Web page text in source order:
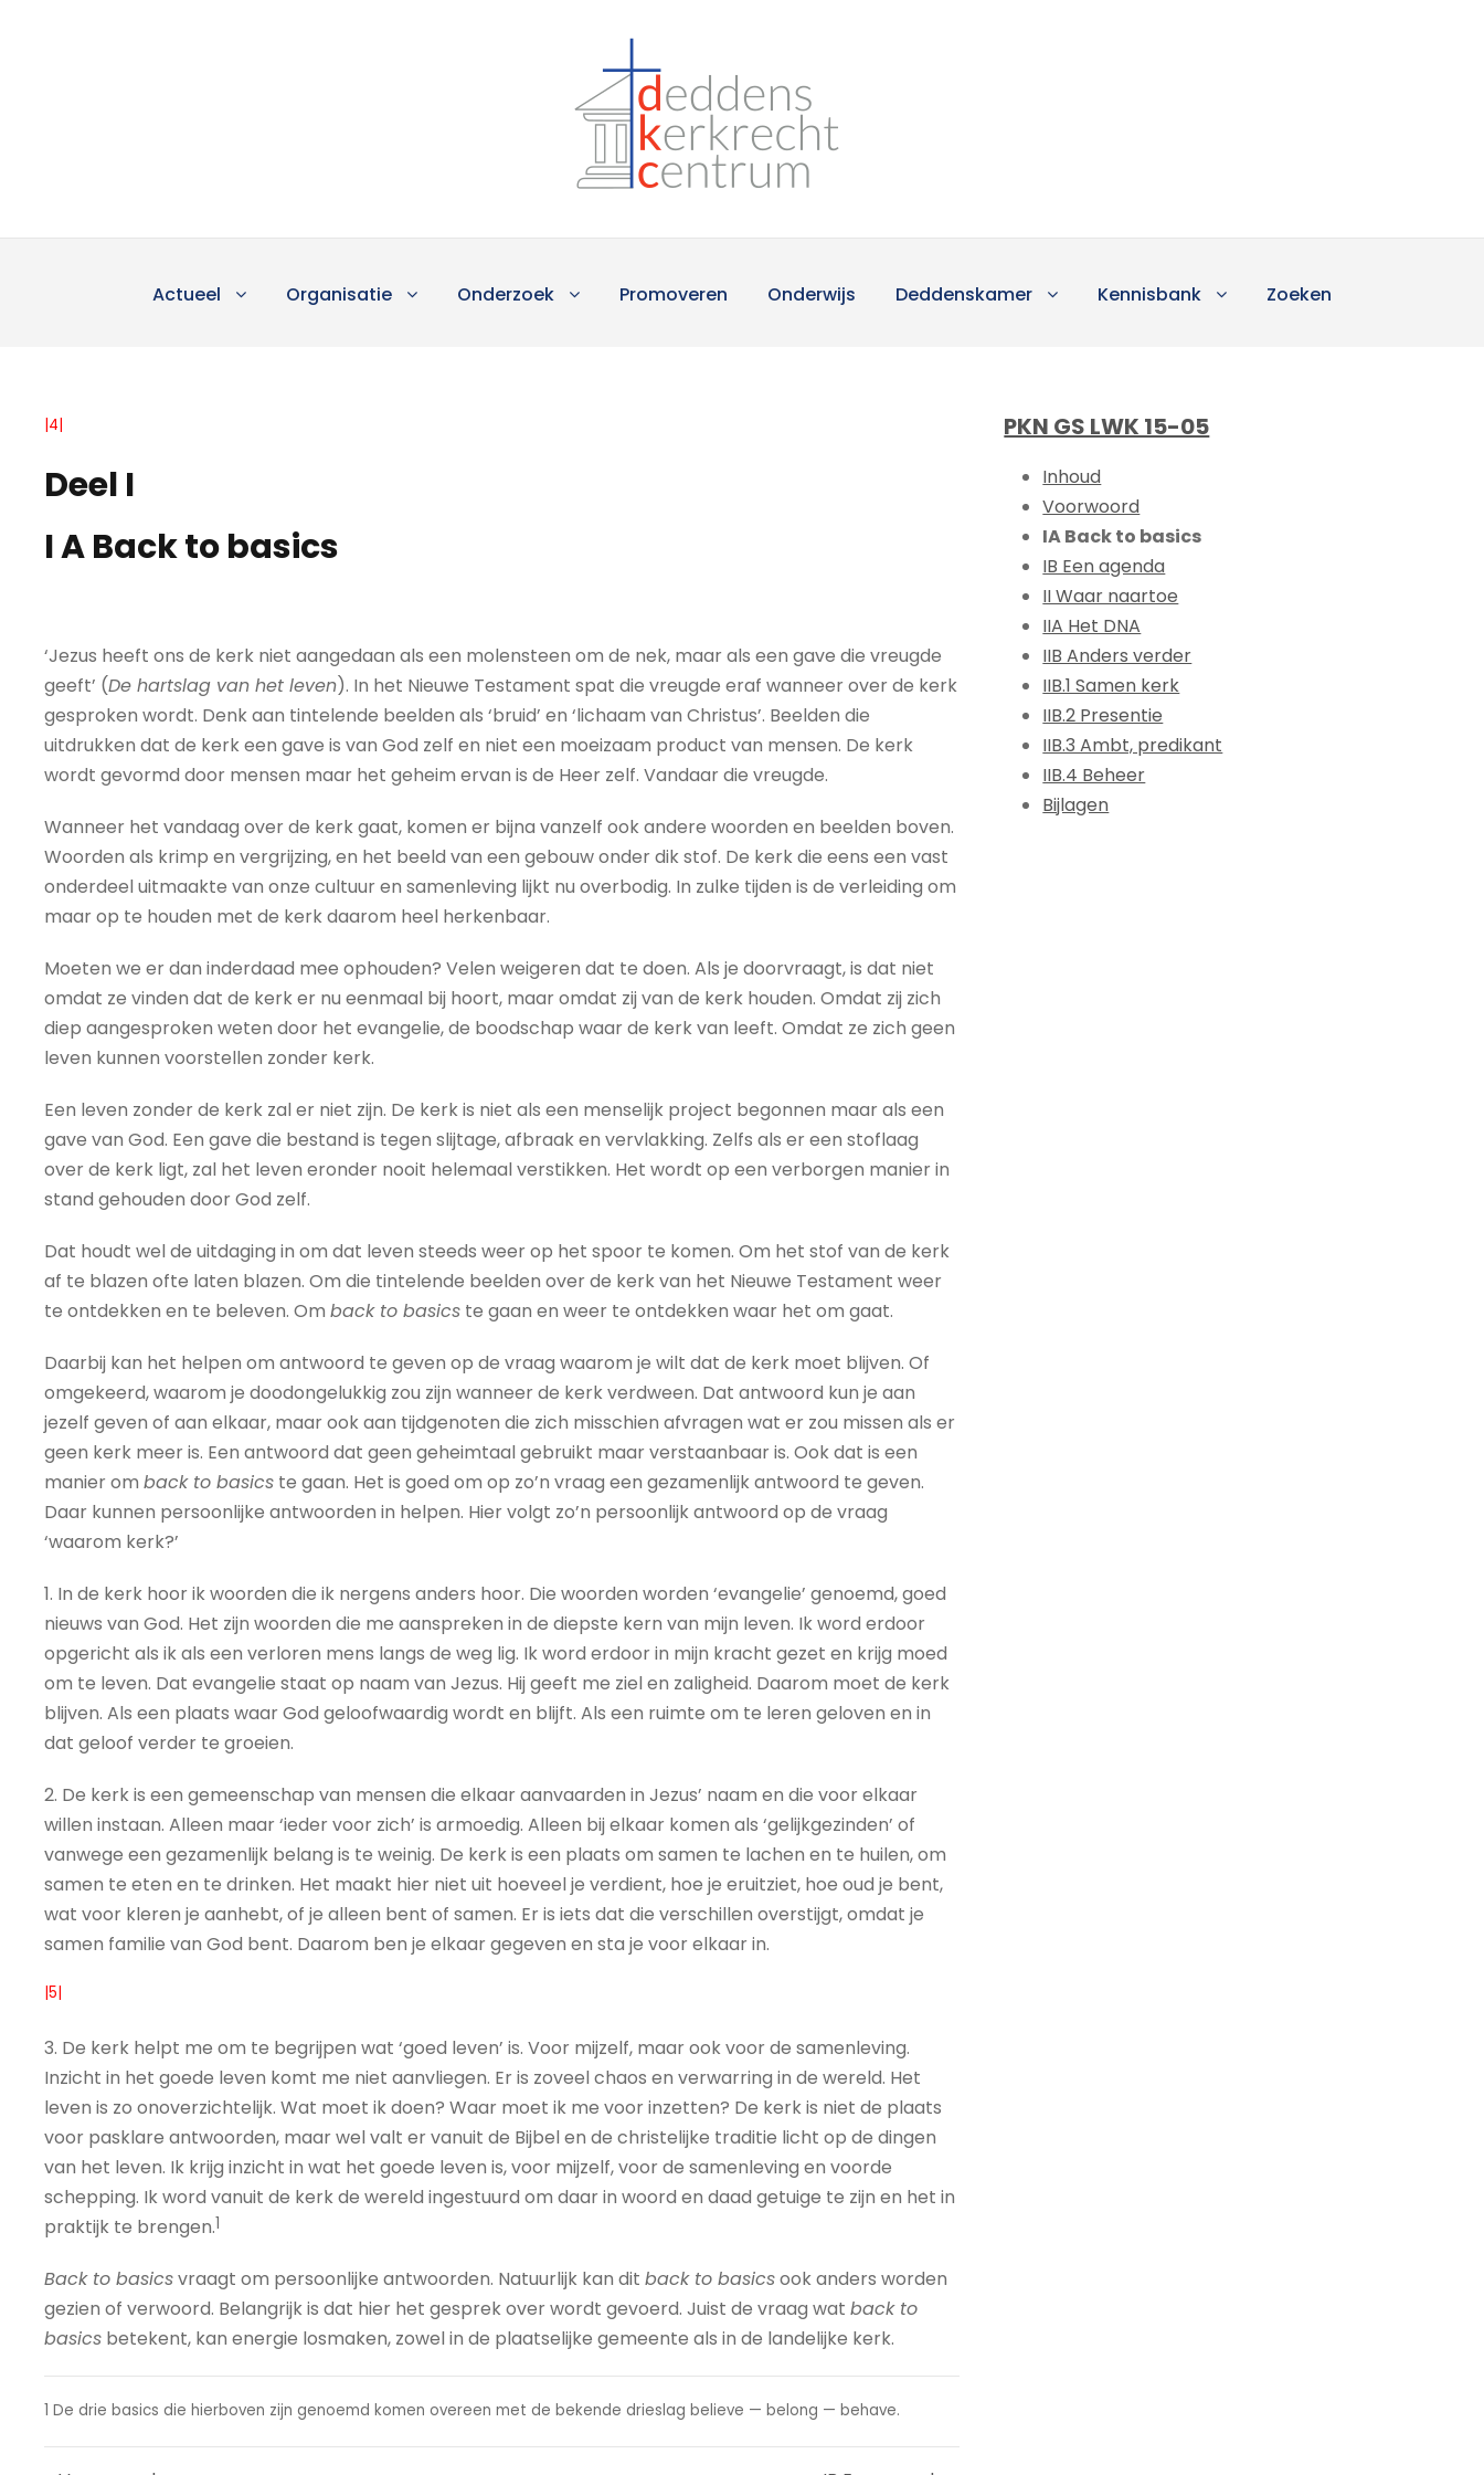
Actueel Organisatie Onderzoek Promoveren Onderwijs Deddenskamer Kennisbank Zoeken
|4|
Deel I
I A Back to basics
‘Jezus heeft ons de kerk niet aangedaan als een molensteen om de nek, maar als een gave die vreugde
geeft’ (De hartslag van het leven). In het Nieuwe Testament spat die vreugde eraf wanneer over de kerk
gesproken wordt. Denk aan tintelende beelden als ‘bruid’ en ‘lichaam van Christus’. Beelden die
uitdrukken dat de kerk een gave is van God zelf en niet een moeizaam product van mensen. De kerk
wordt gevormd door mensen maar het geheim ervan is de Heer zelf. Vandaar die vreugde.
Wanneer het vandaag over de kerk gaat, komen er bijna vanzelf ook andere woorden en beelden boven.
Woorden als krimp en vergrijzing, en het beeld van een gebouw onder dik stof. De kerk die eens een vast
onderdeel uitmaakte van onze cultuur en samenleving lijkt nu overbodig. In zulke tijden is de verleiding om
maar op te houden met de kerk daarom heel herkenbaar.
Moeten we er dan inderdaad mee ophouden? Velen weigeren dat te doen. Als je doorvraagt, is dat niet
omdat ze vinden dat de kerk er nu eenmaal bij hoort, maar omdat zij van de kerk houden. Omdat zij zich
diep aangesproken weten door het evangelie, de boodschap waar de kerk van leeft. Omdat ze zich geen
leven kunnen voorstellen zonder kerk.
Een leven zonder de kerk zal er niet zijn. De kerk is niet als een menselijk project begonnen maar als een
gave van God. Een gave die bestand is tegen slijtage, afbraak en vervlakking. Zelfs als er een stoflaag
over de kerk ligt, zal het leven eronder nooit helemaal verstikken. Het wordt op een verborgen manier in
stand gehouden door God zelf.
Dat houdt wel de uitdaging in om dat leven steeds weer op het spoor te komen. Om het stof van de kerk
af te blazen ofte laten blazen. Om die tintelende beelden over de kerk van het Nieuwe Testament weer
te ontdekken en te beleven. Om back to basics te gaan en weer te ontdekken waar het om gaat.
Daarbij kan het helpen om antwoord te geven op de vraag waarom je wilt dat de kerk moet blijven. Of
omgekeerd, waarom je doodongelukkig zou zijn wanneer de kerk verdween. Dat antwoord kun je aan
jezelf geven of aan elkaar, maar ook aan tijdgenoten die zich misschien afvragen wat er zou missen als er
geen kerk meer is. Een antwoord dat geen geheimtaal gebruikt maar verstaanbaar is. Ook dat is een
manier om back to basics te gaan. Het is goed om op zo’n vraag een gezamenlijk antwoord te geven.
Daar kunnen persoonlijke antwoorden in helpen. Hier volgt zo’n persoonlijk antwoord op de vraag
‘waarom kerk?’
1. In de kerk hoor ik woorden die ik nergens anders hoor. Die woorden worden ‘evangelie’ genoemd, goed
nieuws van God. Het zijn woorden die me aanspreken in de diepste kern van mijn leven. Ik word erdoor
opgericht als ik als een verloren mens langs de weg lig. Ik word erdoor in mijn kracht gezet en krijg moed
om te leven. Dat evangelie staat op naam van Jezus. Hij geeft me ziel en zaligheid. Daarom moet de kerk
blijven. Als een plaats waar God geloofwaardig wordt en blijft. Als een ruimte om te leren geloven en in
dat geloof verder te groeien.
2. De kerk is een gemeenschap van mensen die elkaar aanvaarden in Jezus’ naam en die voor elkaar
willen instaan. Alleen maar ‘ieder voor zich’ is armoedig. Alleen bij elkaar komen als ‘gelijkgezinden’ of
vanwege een gezamenlijk belang is te weinig. De kerk is een plaats om samen te lachen en te huilen, om
samen te eten en te drinken. Het maakt hier niet uit hoeveel je verdient, hoe je eruitziet, hoe oud je bent,
wat voor kleren je aanhebt, of je alleen bent of samen. Er is iets dat die verschillen overstijgt, omdat je
samen familie van God bent. Daarom ben je elkaar gegeven en sta je voor elkaar in.
|5|
3. De kerk helpt me om te begrijpen wat ‘goed leven’ is. Voor mijzelf, maar ook voor de samenleving.
Inzicht in het goede leven komt me niet aanvliegen. Er is zoveel chaos en verwarring in de wereld. Het
leven is zo onoverzichtelijk. Wat moet ik doen? Waar moet ik me voor inzetten? De kerk is niet de plaats
voor pasklare antwoorden, maar wel valt er vanuit de Bijbel en de christelijke traditie licht op de dingen
van het leven. Ik krijg inzicht in wat het goede leven is, voor mijzelf, voor de samenleving en voorde
schepping. Ik word vanuit de kerk de wereld ingestuurd om daar in woord en daad getuige te zijn en het in
praktijk te brengen.1
Back to basicsvraagt om persoonlijke antwoorden. Natuurlijk kan dit back to basicsook anders worden
gezien of verwoord. Belangrijk is dat hier het gesprek over wordt gevoerd. Juist de vraag wat back to
basics betekent, kan energie losmaken, zowel in de plaatselijke gemeente als in de landelijke kerk.
1 De drie basics die hierboven zijn genoemd komen overeen met de bekende drieslag believe — belong — behave.
PKN GS LWK 15-05
Inhoud
Voorwoord
IA Back to basics
IB Een agenda
II Waar naartoe
IIA Het DNA
IIB Anders verder
IIB.1 Samen kerk
IIB.2 Presentie
IIB.3 Ambt, predikant
IIB.4 Beheer
Bijlagen